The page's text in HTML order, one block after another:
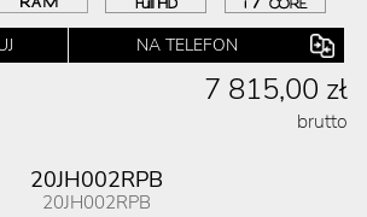
NA TELEFON
7 815,00 zł
brutto
20JH002RPB
20JH002RPB